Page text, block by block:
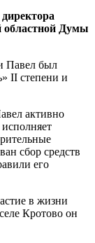
директора
областной Думы
Павел был
II степени и
активно
сбор средств
его
в жизни
Кротово он